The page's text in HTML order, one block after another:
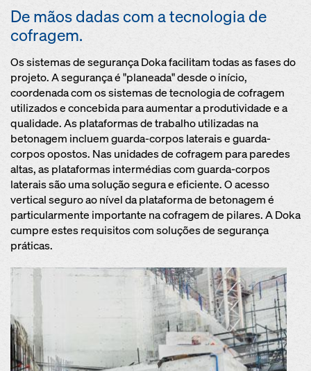
De mãos dadas com a tecnologia de
cofragem.
Os sistemas de segurança Doka facilitam todas as fases do
projeto. A segurança é "planeada" desde o início,
coordenada com os sistemas de tecnologia de cofragem
utilizados e concebida para aumentar a produtividade e a
qualidade. As plataformas de trabalho utilizadas na
betonagem incluem guarda-corpos laterais e guarda-
corpos opostos. Nas unidades de cofragem para paredes
altas, as plataformas intermédias com guarda-corpos
laterais são uma solução segura e eficiente. O acesso
vertical seguro ao nível da plataforma de betonagem é
particularmente importante na cofragem de pilares. A Doka
cumpre estes requisitos com soluções de segurança
práticas.